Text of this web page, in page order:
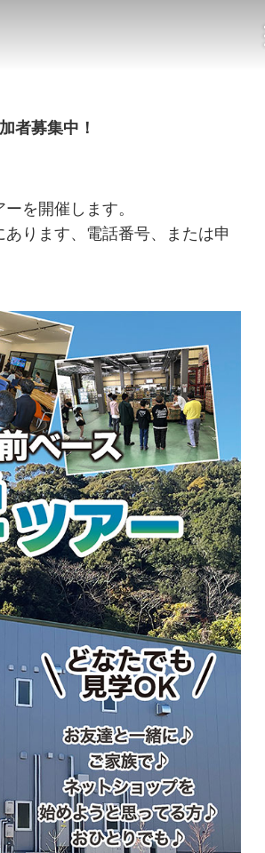
者募集中！
を開催します。
ります、電話番号、または申